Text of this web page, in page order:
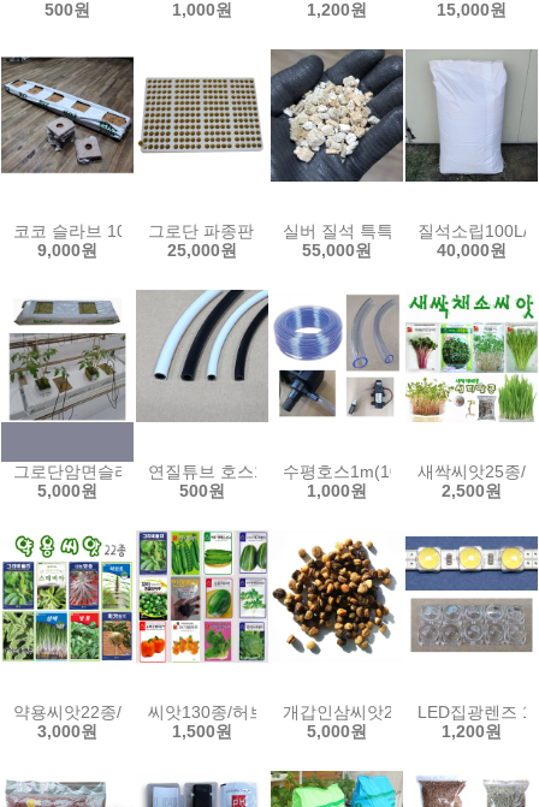
500원 1,000원 1,200원 15,000원
코코 슬라브 10x15x100cm(5구) COCO 그로우백 코코블럭 압축코코
9,000원
그로단 파종판 240공1판 암면 플러그 락울 유알 암
25,000원
실버 질석 특특대립80L/ 버미큘
55,000원
질석소립100L/
40,000원
그로단암면슬라브50cm(2구)/암면매트 수경재배 양액재배 관주 관수
5,000원
연질튜브 호스1m 3x5 4x7 스프링쿨러 미스트 점적
500원
수평호스1m(10,13,15,18mm) 물
1,000원
새싹씨앗25종/
2,500원
약용씨앗22종/그라비올라/스테비아/마카/아이스플랜트/백하수오/개
3,000원
씨앗130종/허브/새싹/약초/버터헤드/고수/스위트바
1,500원
개갑인삼씨앗20g(약400립)/인삼
5,000원
LED집광렌즈
1,200원